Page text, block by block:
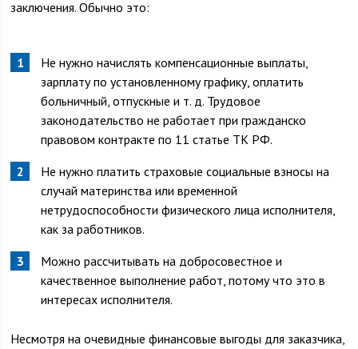
заключения. Обычно это:
Не нужно начислять компенсационные выплаты,
зарплату по установленному графику, оплатить
больничный, отпускные и т. д. Трудовое
законодательство не работает при гражданско
правовом контракте по 11 статье ТК РФ.
Не нужно платить страховые социальные взносы на
случай материнства или временной
нетрудоспособности физического лица исполнителя,
как за работников.
Можно рассчитывать на добросовестное и
качественное выполнение работ, потому что это в
интересах исполнителя.
Несмотря на очевидные финансовые выгоды для заказчика,